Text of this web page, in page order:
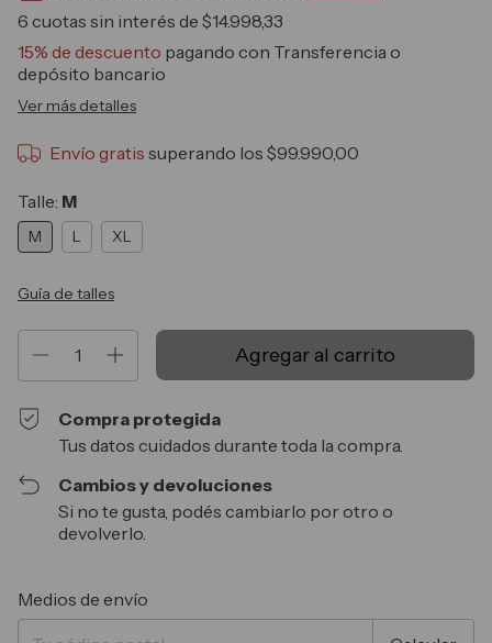
6 cuotas sin interés de $14.998,33
15% de descuento pagando con Transferencia o
depósito bancario
Ver más detalles
Envío gratis superando los$99.990,00
Talle: M
M L XL
Guía de talles
Compra protegida
Tus datos cuidados durante toda la compra.
Cambios y devoluciones
Si no te gusta, podés cambiarlo por otro o
devolverlo.
Entregas para el CP:
Medios de envío